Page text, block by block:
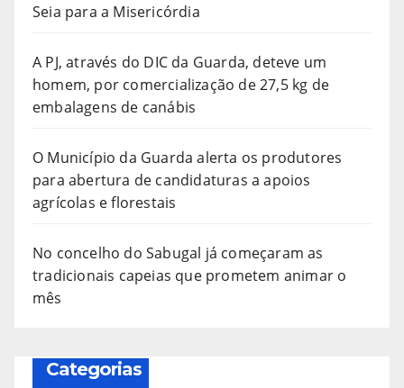
Seia para a Misericórdia
A PJ, através do DIC da Guarda, deteve um
homem, por comercialização de 27,5 kg de
embalagens de canábis
O Município da Guarda alerta os produtores
para abertura de candidaturas a apoios
agrícolas e florestais
No concelho do Sabugal já começaram as
tradicionais capeias que prometem animar o
mês
Categorias